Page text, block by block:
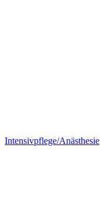
Intensivpflege/Anästhesie